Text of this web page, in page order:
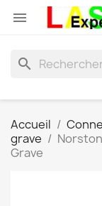

search
Accueil
grave
Grave